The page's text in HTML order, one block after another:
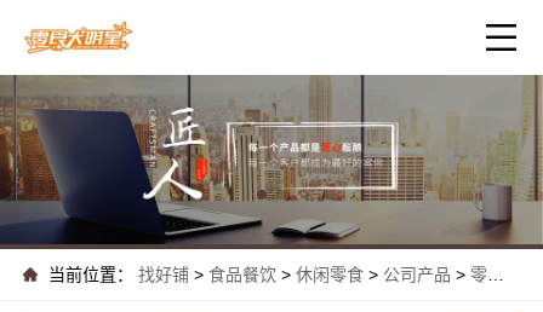
当前位置： 找好铺> 食品餐饮 > 休闲零食> 公司产品 > 零食大明星加盟：小投资大回报